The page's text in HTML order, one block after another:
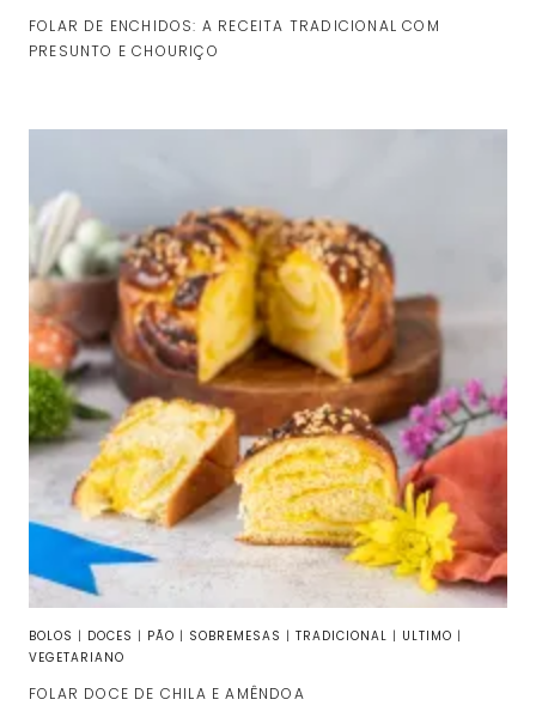
FOLAR DE ENCHIDOS: A RECEITA TRADICIONAL COM
PRESUNTO E CHOURIÇO
BOLOS | DOCES | PÃO | SOBREMESAS | TRADICIONAL | ULTIMO |
VEGETARIANO
FOLAR DOCE DE CHILA E AMÊNDOA